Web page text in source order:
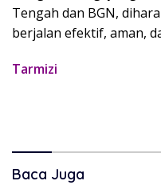
Tengah dan BGN,
berjalan efektif, aman,
Tarmizi
Baca Juga